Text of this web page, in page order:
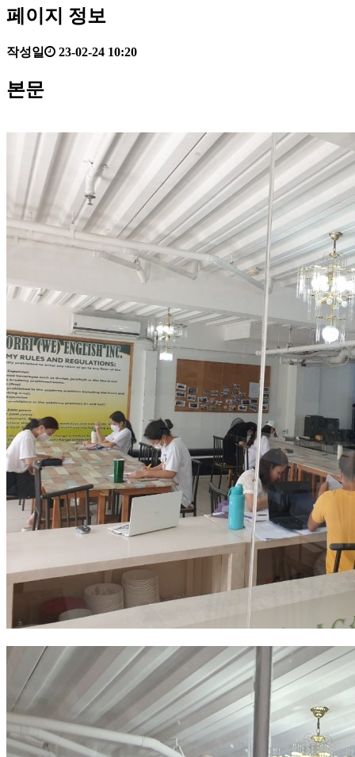
페이지 정보
작성일 23-02-24 10:20
본문